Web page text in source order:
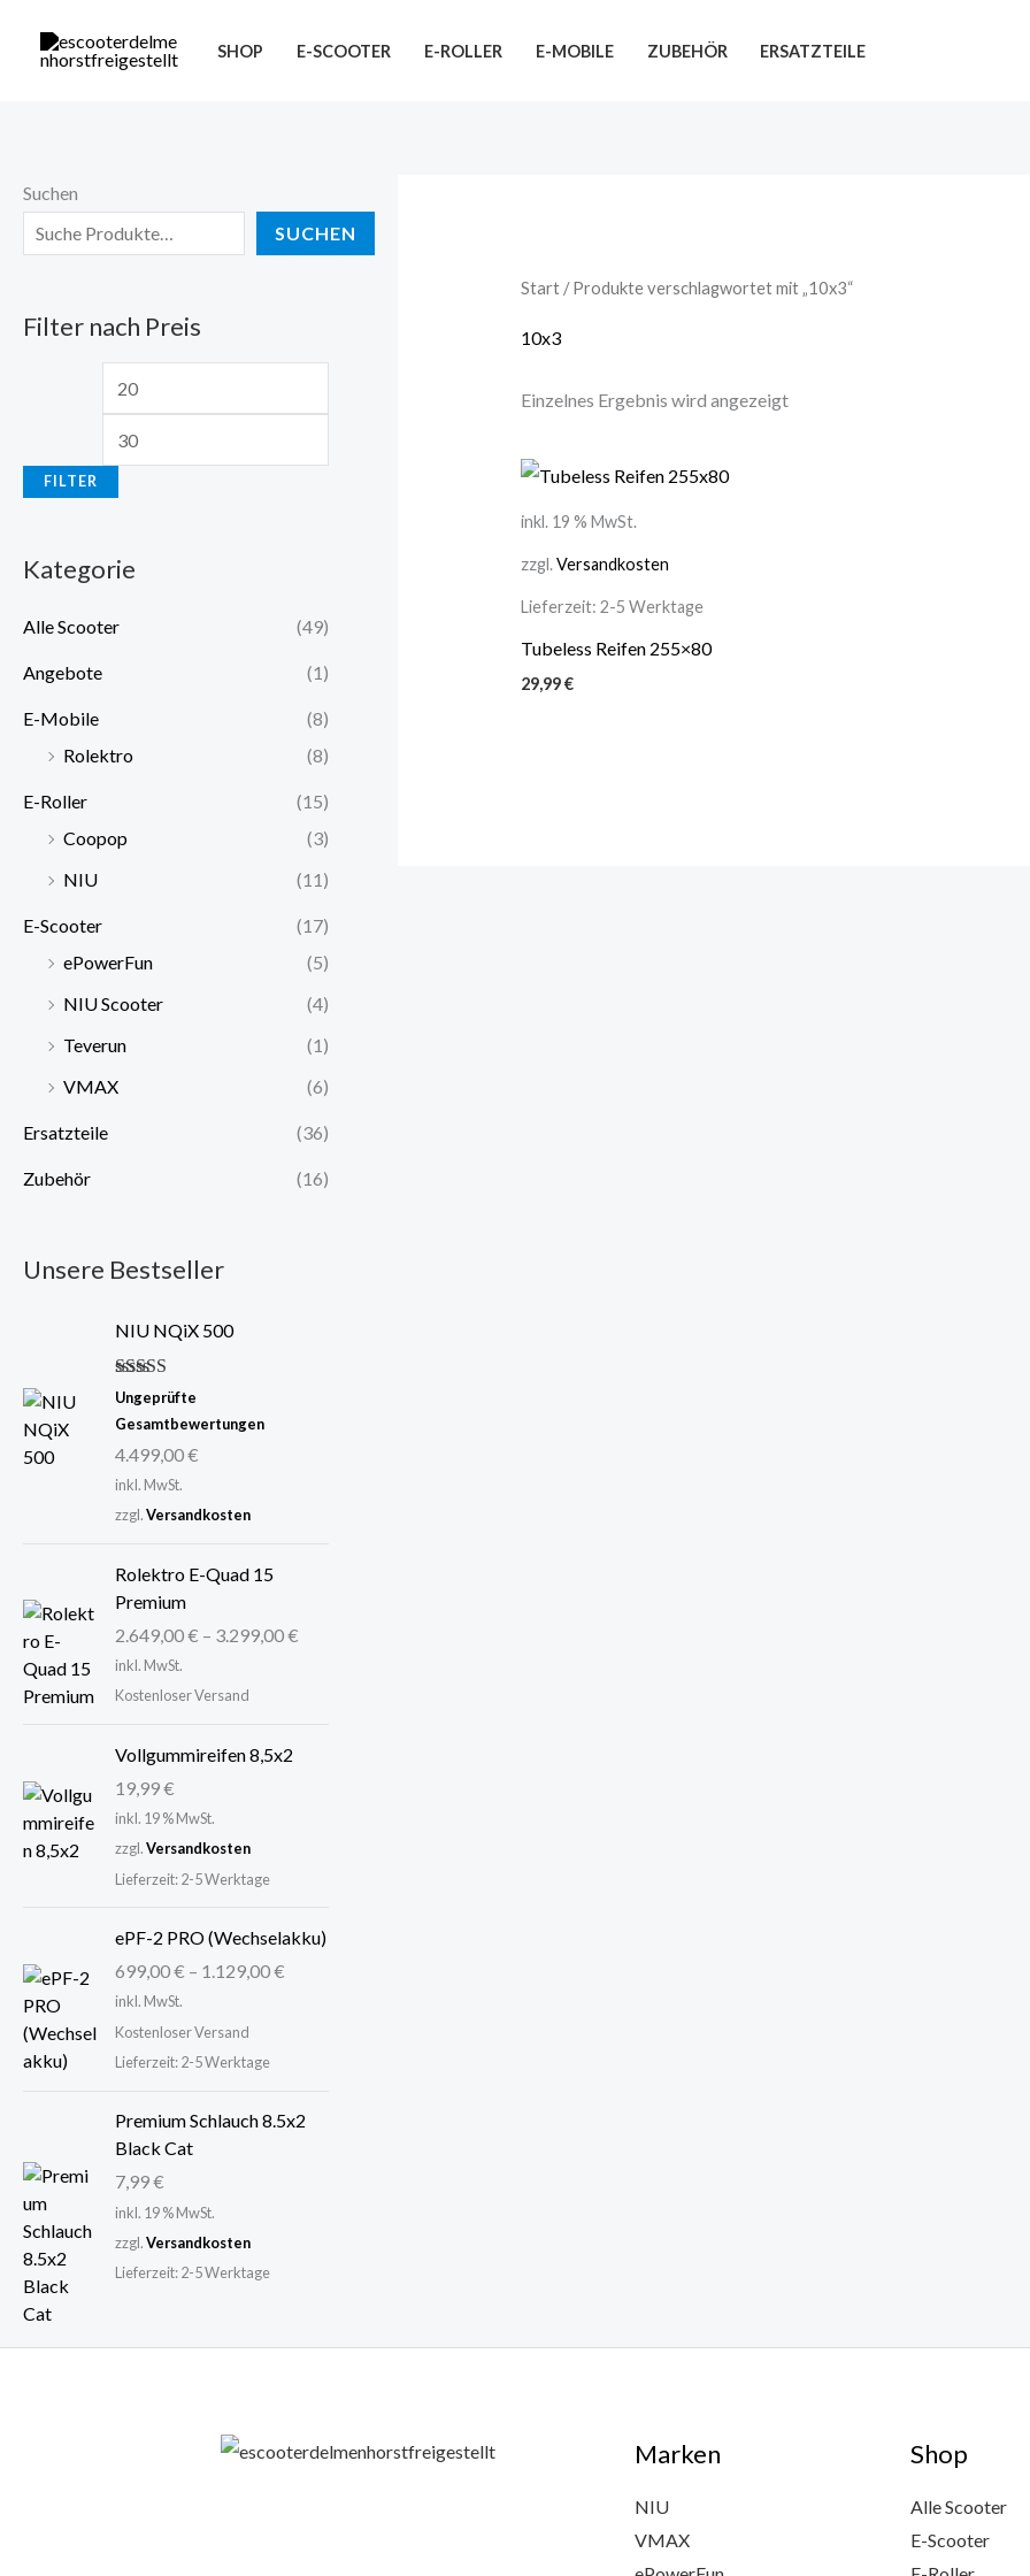
Inhalt
SHOP E-SCOOTER E-ROLLER E-MOBILE ZUBEHÖR ERSATZTEILE
Suchen
SUCHEN
Filter nach Preis
i
e
s
a
r
e
FILTER
Kategorie
Alle Scooter (49)
Angebote (1)
E-Mobile
(8)
Rolektro
(8)
E-Roller
(15)
Coopop
(3)
NIU
(11)
E-Scooter
(17)
ePowerFun
(5)
NIU Scooter
(4)
Teverun
(1)
VMAX
(6)
Ersatzteile (36)
Zubehör (16)
Unsere Bestseller
NIU NQiX 500
Bewertet mit
5.00
von 5
Ungeprüfte
Gesamtbewertungen
4.499,00€
inkl. MwSt.
zzgl.Versandkosten
Rolektro E-Quad 15
Premium
2.649,00€ – 3.299,00€
inkl. MwSt.
Kostenloser Versand
Vollgummireifen 8,5x2
19,99€
inkl. 19 % MwSt.
zzgl.Versandkosten
Lieferzeit:2-5 Werktage
ePF-2 PRO (Wechselakku)
699,00€ – 1.129,00€
inkl. MwSt.
Kostenloser Versand
Lieferzeit:2-5 Werktage
Premium Schlauch 8.5x2
Black Cat
7,99€
inkl. 19 % MwSt.
zzgl.Versandkosten
Lieferzeit:2-5 Werktage
Start/ Produkte verschlagwortet mit „10x3“
10x3
Einzelnes Ergebnis wird angezeigt
inkl. 19 % MwSt.
zzgl.Versandkosten
Lieferzeit: 2-5 Werktage
Tubeless Reifen 255×80
29,99€
Marken
NIU
VMAX
Shop
Alle Scooter
E-Scooter